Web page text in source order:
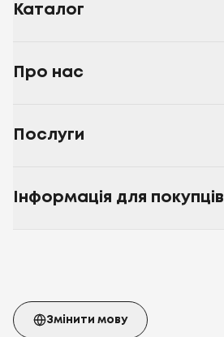
Каталог
Про нас
Послуги
Інформація для покупців
Змінити мову